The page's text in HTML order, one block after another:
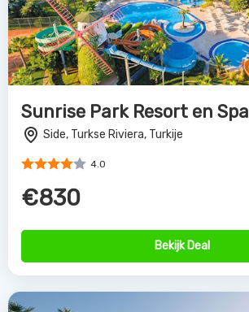
Sunrise Park Resort en Spa
Side, Turkse Riviera, Turkije
4.0
€830
Bekijk Deal